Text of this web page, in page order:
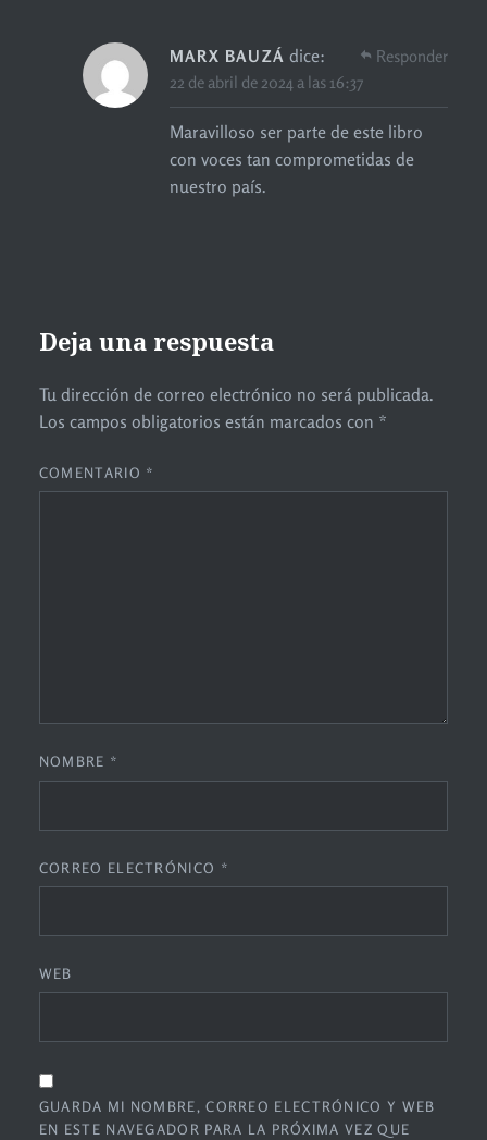
MARX BAUZÁ dice:
22 de abril de 2024 a las 16:37
Maravilloso ser parte de este libro
con voces tan comprometidas de
nuestro país.
Responder
Deja una respuesta
Tu dirección de correo electrónico no será publicada.
Los campos obligatorios están marcados con *
COMENTARIO *
NOMBRE *
CORREO ELECTRÓNICO *
WEB
GUARDA MI NOMBRE, CORREO ELECTRÓNICO Y WEB
EN ESTE NAVEGADOR PARA LA PRÓXIMA VEZ QUE